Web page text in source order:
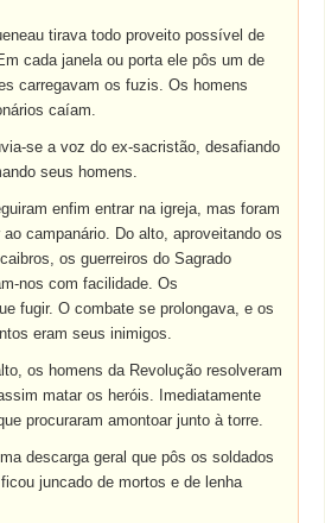
tirava todo proveito possível de
cada janela ou porta ele pôs um de
carregavam os fuzis. Os homens
caíam.
se a voz do ex-sacristão, desafiando
seus homens.
enfim entrar na igreja, mas foram
campanário. Do alto, aproveitando os
os guerreiros do Sagrado
nos com facilidade. Os
fugir. O combate se prolongava, e os
eram seus inimigos.
os homens da Revolução resolveram
matar os heróis. Imediatamente
procuraram amontoar junto à torre.
descarga geral que pôs os soldados
juncado de mortos e de lenha